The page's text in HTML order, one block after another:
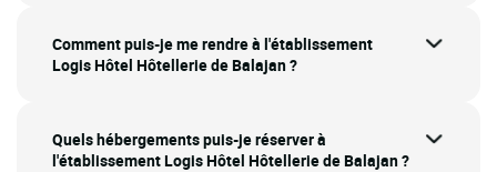
Comment puis-je me rendre à l'établissement
Logis Hôtel Hôtellerie de Balajan ?
Quels hébergements puis-je réserver à
l'établissement Logis Hôtel Hôtellerie de Balajan ?